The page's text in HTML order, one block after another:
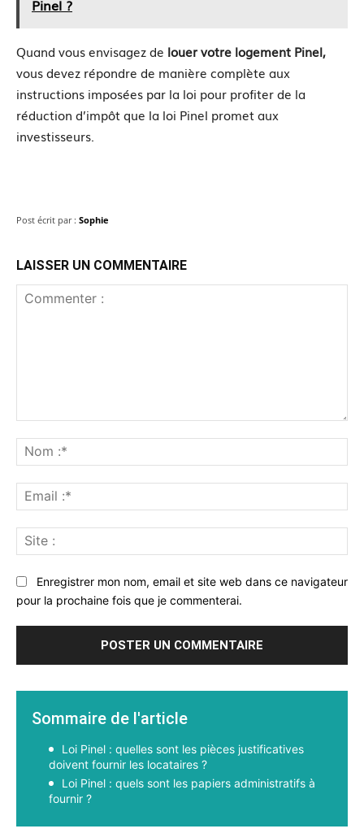
Pinel ?
Quand vous envisagez de louer votre logement Pinel,
vous devez répondre de manière complète aux
instructions imposées par la loi pour profiter de la
réduction d’impôt que la loi Pinel promet aux
investisseurs.
Post écrit par : Sophie
LAISSER UN COMMENTAIRE
:*
:*
:
Enregistrer mon nom, email et site web dans ce navigateur
pour la prochaine fois que je commenterai.
Sommaire de l'article
Loi Pinel : quelles sont les pièces justificatives
doivent fournir les locataires ?
Loi Pinel : quels sont les papiers administratifs à
fournir ?